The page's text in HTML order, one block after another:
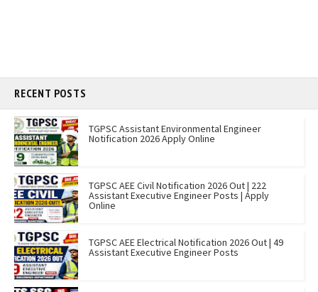
RECENT POSTS
TGPSC Assistant Environmental Engineer
Notification 2026 Apply Online
TGPSC AEE Civil Notification 2026 Out | 222
Assistant Executive Engineer Posts | Apply
Online
TGPSC AEE Electrical Notification 2026 Out | 49
Assistant Executive Engineer Posts